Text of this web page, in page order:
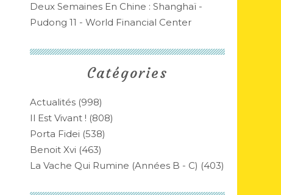
Catégories
Actualités (998)
Il Est Vivant ! (808)
Porta Fidei (538)
Benoit Xvi (463)
La Vache Qui Rumine (années B - C) (403)
Deux Semaines En Chine : Shanghaï -
Pudong 11 - World Financial Center